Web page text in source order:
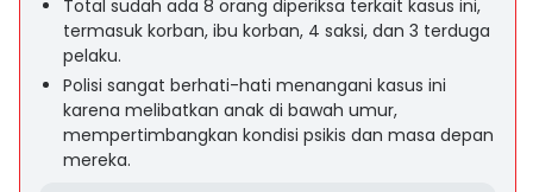
Total sudah ada 8 orang diperiksa terkait kasus ini,
termasuk korban, ibu korban, 4 saksi, dan 3 terduga
pelaku.
Polisi sangat berhati-hati menangani kasus ini
karena melibatkan anak di bawah umur,
mempertimbangkan kondisi psikis dan masa depan
mereka.